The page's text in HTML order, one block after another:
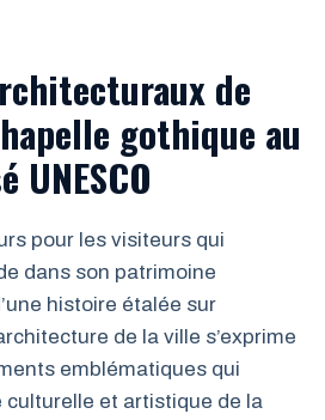
de
gothique au
pour les visiteurs qui
dans son patrimoine
histoire étalée sur
de la ville s’exprime
emblématiques qui
culturelle et artistique de la